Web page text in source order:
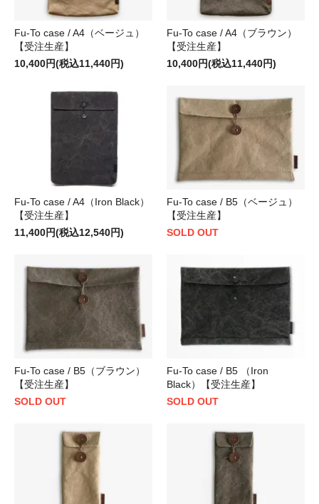
Fu-To case / A4（ベージュ）
【受注生産】
10,400円(税込11,440円)
Fu-To case / A4（ブラウン）
【受注生産】
10,400円(税込11,440円)
Fu-To case / A4（Iron Black）
【受注生産】
11,400円(税込12,540円)
Fu-To case / B5（ベージュ）
【受注生産】
SOLD OUT
Fu-To case / B5（ブラウン）
【受注生産】
SOLD OUT
Fu-To case / B5 （Iron
Black）【受注生産】
SOLD OUT